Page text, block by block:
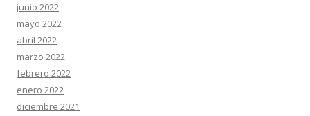
junio 2022
mayo 2022
abril 2022
marzo 2022
febrero 2022
enero 2022
diciembre 2021